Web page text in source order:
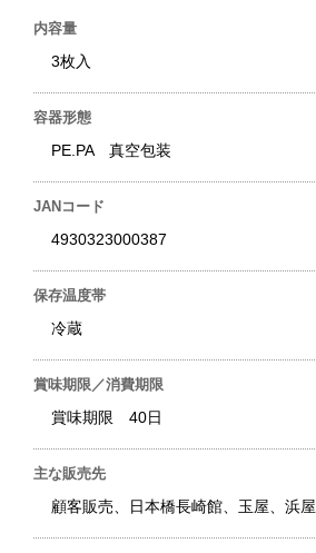
内容量
3枚入
容器形態
PE.PA 真空包装
JANコード
4930323000387
保存温度帯
冷蔵
賞味期限／消費期限
賞味期限 40日
主な販売先
顧客販売、日本橋長崎館、玉屋、浜屋